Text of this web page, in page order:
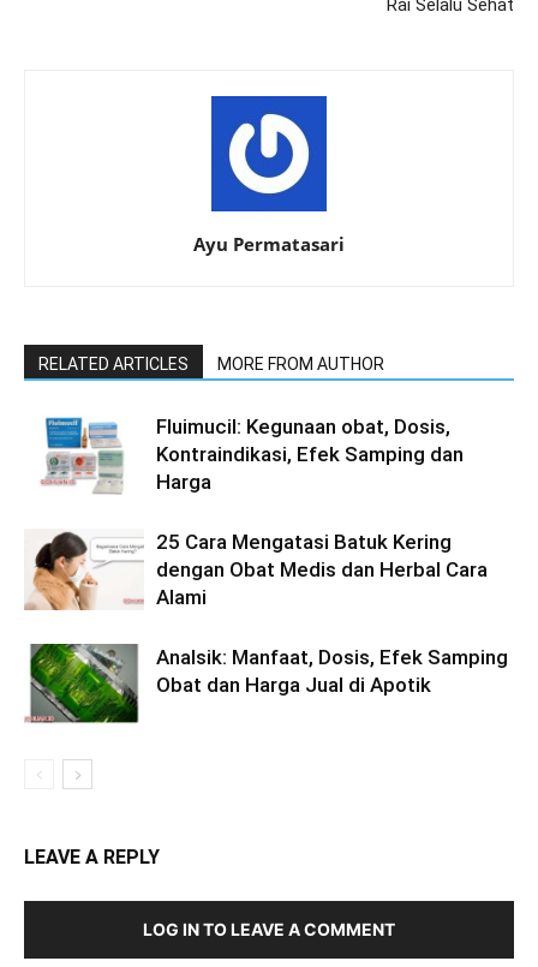
Ayu Permatasari
RELATED ARTICLES MORE FROM AUTHOR
Fluimucil: Kegunaan obat, Dosis,
Kontraindikasi, Efek Samping dan
Harga
25 Cara Mengatasi Batuk Kering
dengan Obat Medis dan Herbal Cara
Alami
Analsik: Manfaat, Dosis, Efek Samping
Obat dan Harga Jual di Apotik
LEAVE A REPLY
LOG IN TO LEAVE A COMMENT